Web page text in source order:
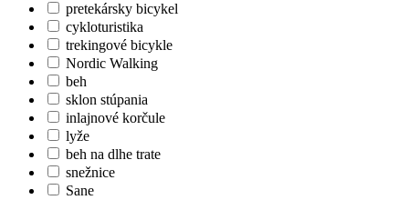
pretekársky bicykel
cykloturistika
trekingové bicykle
Nordic Walking
beh
sklon stúpania
inlajnové korčule
lyže
beh na dlhe trate
snežnice
Sane